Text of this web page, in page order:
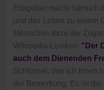
Erstgeber macht nämlich
und das Leben zu einem
Menschen dazu der
Wikipedia-Lexikon: "Der
auch dem Dienenden
Schlüssel, den ich Ihnen
der Bemerkung: Es ist